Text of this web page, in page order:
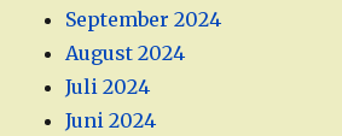
September 2024
August 2024
Juli 2024
Juni 2024